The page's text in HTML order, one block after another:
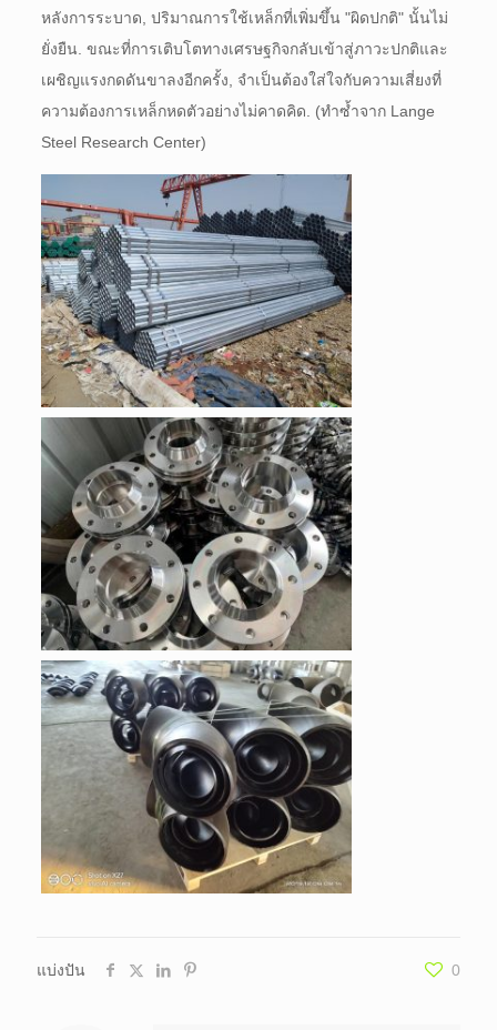
หลังการระบาด, ปริมาณการใช้เหล็กที่เพิ่มขึ้น "ผิดปกติ" นั้นไม่
ยั่งยืน. ขณะที่การเติบโตทางเศรษฐกิจกลับเข้าสู่ภาวะปกติและ
เผชิญแรงกดดันขาลงอีกครั้ง, จำเป็นต้องใส่ใจกับความเสี่ยงที่
ความต้องการเหล็กหดตัวอย่างไม่คาดคิด. (ทำซ้ำจาก Lange
Steel Research Center)
แบ่งปัน 0